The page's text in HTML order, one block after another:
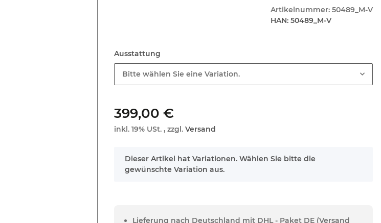
Artikelnummer: 50489_M-V
HAN: 50489_M-V
Ausstattung
Bitte wählen Sie eine Variation.
399,00 €
inkl. 19% USt. , zzgl.Versand
x
Dieser Artikel hat Variationen. Wählen Sie bitte die
gewünschte Variation aus.
Lieferung nach Deutschland mit DHL - Paket DE (Versand